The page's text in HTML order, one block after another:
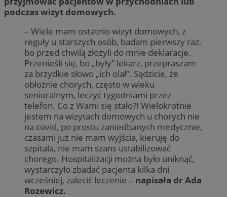
podczas wizyt domowych.
– Wiele mam ostatnio wizyt domowych, z
reguły u starszych osób, badam pierwszy raz,
bo przed chwilą złożyli do mnie deklaracje.
Przenieśli się, bo „były” lekarz, przepraszam
za brzydkie słowo „ich olał”. Sądzicie, że
obłożnie chorych, często w wieku
senioralnym, leczyć tygodniami przez
telefon. Co z Wami się stało?! Wielokrotnie
jestem na wizytach domowych u chorych nie
na covid, po prostu zaniedbanych medycznie,
czasami już nie mam wyjścia, kieruję do
szpitala, nie mam szans ustabilizować
chorego. Hospitalizacji można było uniknąć,
wystarczyło zbadać pacjenta kilka dni
wcześniej, zalecić leczenie – napisała dr Ada
Rozewicz.